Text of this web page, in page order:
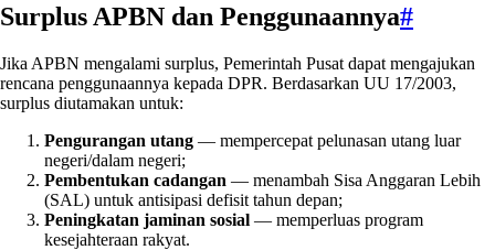
Surplus APBN dan Penggunaannya#
Jika APBN mengalami surplus, Pemerintah Pusat dapat mengajukan
rencana penggunaannya kepada DPR. Berdasarkan UU 17/2003,
surplus diutamakan untuk:
Pengurangan utang — mempercepat pelunasan utang luar
negeri/dalam negeri;
Pembentukan cadangan — menambah Sisa Anggaran Lebih
(SAL) untuk antisipasi defisit tahun depan;
Peningkatan jaminan sosial — memperluas program
kesejahteraan rakyat.